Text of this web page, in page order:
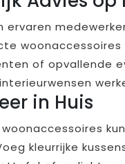
ervaren
woonaccessoires
of opvallende
in Huis
kleurrijke